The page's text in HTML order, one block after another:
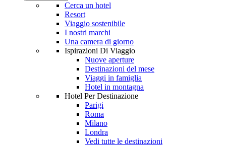
Cerca un hotel
Resort
Viaggio sostenibile
I nostri marchi
Una camera di giorno
Ispirazioni Di Viaggio
Nuove aperture
Destinazioni del mese
Viaggi in famiglia
Hotel in montagna
Hotel Per Destinazione
Parigi
Roma
Milano
Londra
Vedi tutte le destinazioni